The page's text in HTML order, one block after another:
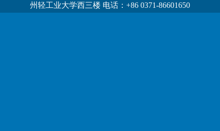
州轻工业大学西三楼 电话：+86 0371-86601650